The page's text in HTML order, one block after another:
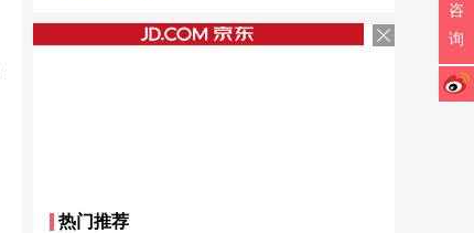
热门推荐
咨
询